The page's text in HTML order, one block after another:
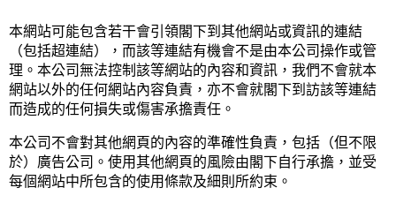
本網站可能包含若干會引領閣下到其他網站或資訊的連結
（包括超連結），而該等連結有機會不是由本公司操作或管
理。本公司無法控制該等網站的內容和資訊，我們不會就本
網站以外的任何網站內容負責，亦不會就閣下到訪該等連結
而造成的任何損失或傷害承擔責任。
本公司不會對其他網頁的內容的準確性負責，包括（但不限
於）廣告公司。使用其他網頁的風險由閣下自行承擔，並受
每個網站中所包含的使用條款及細則所約束。